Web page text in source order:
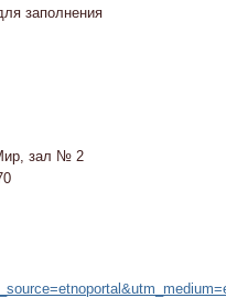
заполнения
зал № 2